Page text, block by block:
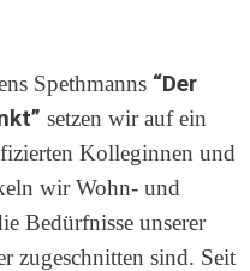
Spethmanns “Der
setzen wir auf ein
Kolleginnen und
wir Wohn- und
Bedürfnisse unserer
zugeschnitten sind. Seit